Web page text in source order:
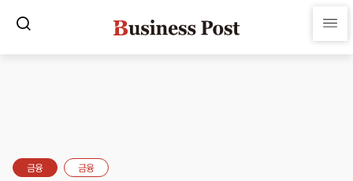
금융 금융